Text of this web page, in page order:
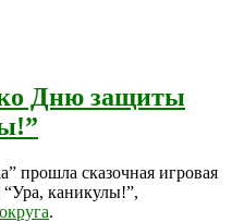
Дню защиты
прошла сказочная игровая
каникулы!”,
.